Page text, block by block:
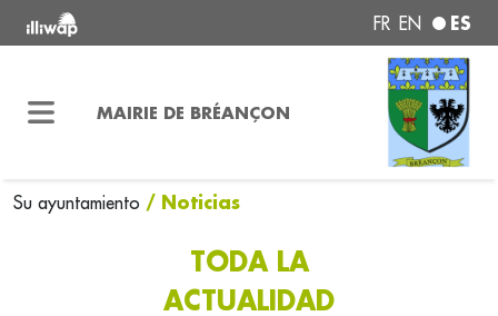
FR EN ES
MAIRIE DE BRÉANÇON
Su ayuntamiento / Noticias
TODA LA
ACTUALIDAD